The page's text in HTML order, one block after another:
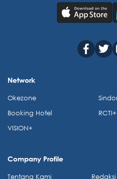
Network
Okezone
Booking Hotel
VISION+
RCTI+
Company Profile
Tentang Kami Redaksi